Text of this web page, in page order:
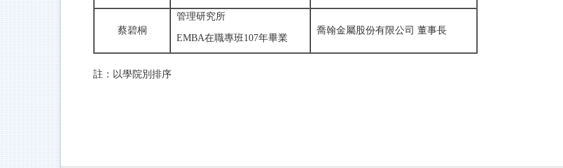
蔡碧桐
管理研究所
EMBA在職專班107年畢業
喬翰金屬股份有限公司 董事長
註：以學院別排序